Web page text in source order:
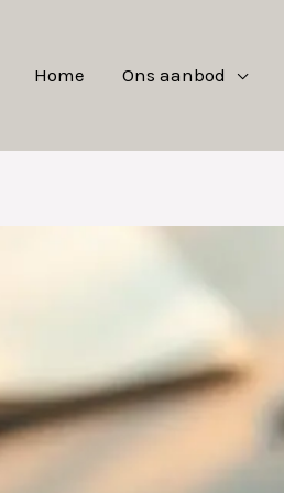
Home Ons aanbod